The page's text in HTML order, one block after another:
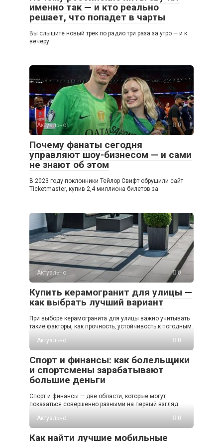
именно так — и кто реально
решает, что попадет в чарты
Вы слышите новый трек по радио три раза за утро — и к
вечеру
Актуально 0
Почему фанаты сегодня
управляют шоу-бизнесом — и сами
не знают об этом
В 2023 году поклонники Тейлор Свифт обрушили сайт
Ticketmaster, купив 2,4 миллиона билетов за
Актуально 0
Купить керамогранит для улицы —
как выбрать лучший вариант
При выборе керамогранита для улицы важно учитывать
такие факторы, как прочность, устойчивость к погодным
Актуально
0
Спорт и финансы: как болельщики
и спортсмены зарабатывают
большие деньги
Спорт и финансы — две области, которые могут
показаться совершенно разными на первый взгляд.
Актуально
0
Как найти лучшие мобильные